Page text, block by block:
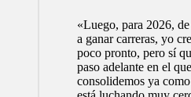
«Luego, para 2026,
a ganar carreras, yo
poco pronto, pero sí
paso adelante en el
consolidemos ya